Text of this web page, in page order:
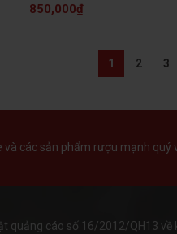
850,000₫
1 2 3
các sản phẩm rượu mạnh quý
quảng cáo số 16/2012/QH13